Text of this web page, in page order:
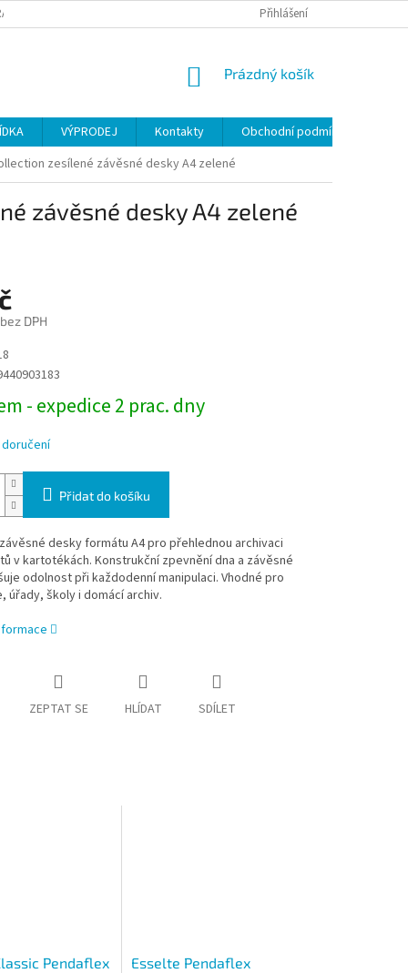
OSOBNÍCH ÚDAJŮ Přihlášení
NÁKUPNÍ
Prázdný košík
VÝPRODEJ Kontakty
Obchodní podmínky
zesílené závěsné desky A4 zelené
závěsné desky A4 zelené
DPH
- expedice 2 prac. dny
Přidat do košíku
desky formátu A4 pro přehlednou archivaci
v kartotékách. Konstrukční zpevnění dna a závěsné
odolnost při každodenní manipulaci. Vhodné pro
úřady, školy i domácí archiv.
ZEPTAT SE HLÍDAT SDÍLET
Pendaflex
Esselte Pendaflex